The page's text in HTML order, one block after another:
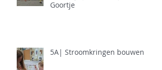
Goortje
5A| Stroomkringen bouwen